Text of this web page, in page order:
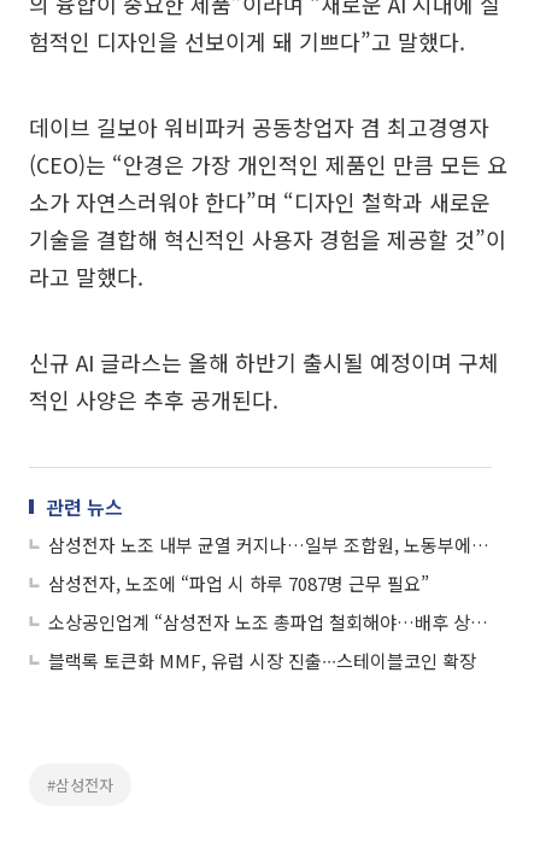
험적인 디자인을 선보이게 돼 기쁘다”고 말했다.
데이브 길보아 워비파커 공동창업자 겸 최고경영자
(CEO)는 “안경은 가장 개인적인 제품인 만큼 모든 요
소가 자연스러워야 한다”며 “디자인 철학과 새로운
기술을 결합해 혁신적인 사용자 경험을 제공할 것”이
라고 말했다.
신규 AI 글라스는 올해 하반기 출시될 예정이며 구체
적인 사양은 추후 공개된다.
관련 뉴스
삼성전자 노조 내부 균열 커지나…일부 조합원, 노동부에 “절차 위반” 진정
삼성전자, 노조에 “파업 시 하루 7087명 근무 필요”
소상공인업계 “삼성전자 노조 총파업 철회해야…배후 상권 직격탄 우려”
블랙록 토큰화 MMF, 유럽 시장 진출∙∙∙스테이블코인 확장
#삼성전자